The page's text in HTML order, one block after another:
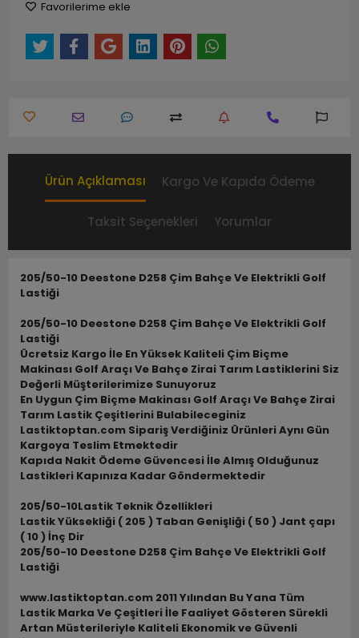
Favorilerime ekle
Ürün Açıklaması Kargo Ve Kapıda Ödeme
Taksit Seçenekleri Yorumlar
205/50-10 Deestone D258 Çim Bahçe Ve Elektrikli Golf
Lastiği
205/50-10 Deestone D258 Çim Bahçe Ve Elektrikli Golf
Lastiği
Ücretsiz Kargo İle En Yüksek Kaliteli Çim Biçme
Makinası Golf Araçı Ve Bahçe Zirai Tarım Lastiklerini Siz
Değerli Müşterilerimize Sunuyoruz
En Uygun Çim Biçme Makinası Golf Araçı Ve Bahçe Zirai
Tarım Lastik Çeşitlerini Bulabileceginiz
Lastiktoptan.com Sipariş Verdiğiniz Ürünleri Aynı Gün
Kargoya Teslim Etmektedir
Kapıda Nakit Ödeme Güvencesi İle Almış Olduğunuz
Lastikleri Kapınıza Kadar Göndermektedir
205/50-10Lastik Teknik Özellikleri
Lastik Yüksekliği ( 205 ) Taban Genişliği ( 50 ) Jant çapı
( 10 ) İnç Dir
205/50-10 Deestone D258 Çim Bahçe Ve Elektrikli Golf
Lastiği
www.lastiktoptan.com 2011 Yılından Bu Yana Tüm
Lastik Marka Ve Çeşitleri İle Faaliyet Gösteren Sürekli
Artan Müsterileriyle Kaliteli Ekonomik ve Güvenli